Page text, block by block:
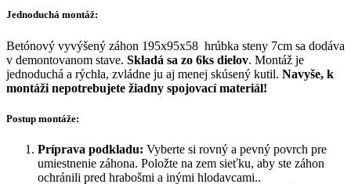
Jednoduchá montáž:
Betónový vyvýšený záhon 195x95x58 hrúbka steny 7cm sa dodáva
v demontovanom stave. Skladá sa zo 6ks dielov. Montáž je
jednoduchá a rýchla, zvládne ju aj menej skúsený kutil. Navyše, k
montáži nepotrebujete žiadny spojovací materiál!
Postup montáže:
Príprava podkladu: Vyberte si rovný a pevný povrch pre
umiestnenie záhona. Položte na zem sieťku, aby ste záhon
ochránili pred hrabošmi a inými hlodavcami..